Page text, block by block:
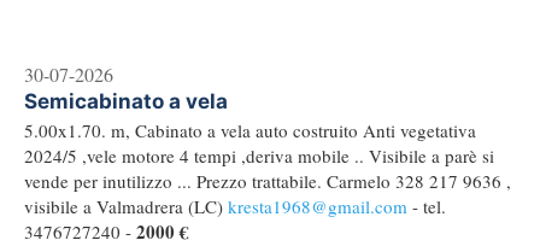
30-07-2026
Semicabinato a vela
5.00x1.70. m, Cabinato a vela auto costruito Anti vegetativa
2024/5 ,vele motore 4 tempi ,deriva mobile .. Visibile a parè si
vende per inutilizzo ... Prezzo trattabile. Carmelo 328 217 9636 ,
visibile a Valmadrera (LC) kresta1968@gmail.com - tel.
3476727240 - 2000 €